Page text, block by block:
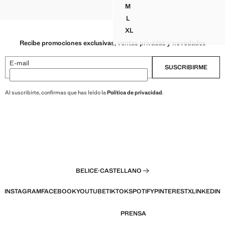
MTOP CROP HALTER DRAPEADO
LTOP CROP HALTER DRAPEADO
XLTOP CROP HALTER DRAPEADO
Recibe promociones exclusivas, ventas privadas y novedades
E-mail SUSCRIBIRME
Al suscribirte, confirmas que has leído la Política de privacidad.
BELICE·CASTELLANO
INSTAGRAMFACEBOOKYOUTUBETIKTOKSPOTIFYPINTERESTXLINKEDIN
PRENSA